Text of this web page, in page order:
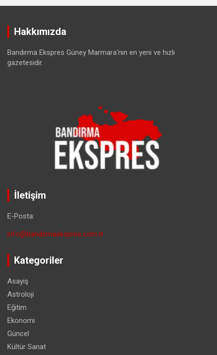
Hakkımızda
Bandırma Ekspres Güney Marmara'nın en yeni ve hızlı
gazetesidir.
İletişim
E-Posta:
info@bandirmaekspres.com.tr
Kategoriler
Asayiş
Astroloji
Eğitim
Ekonomi
Güncel
Kültür Sanat